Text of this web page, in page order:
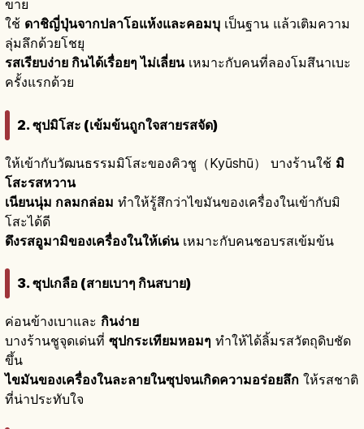
ขาย
ใช้ ดาชิญี่ปุ่นจากปลาโอแห้งและคอมบุ เป็นฐาน แล้วเติมความ
ลุ่มลึกด้วยโชยุ
รสเรียบง่าย กินได้เรื่อยๆ ไม่เลี่ยนเหมาะกับคนที่ลองโมสึนาเบะ
ครั้งแรกด้วย
2. ซุปมิโสะ (เข้มข้นถูกใจสายรสจัด)
ให้เข้ากับวัฒนธรรมมิโสะของคิวชู（Kyūshū） บางร้านใช้ มิ
โสะรสหวาน
เนียนนุ่ม กลมกล่อม ทำให้รู้สึกว่าไขมันของเครื่องในเข้ากับมิ
โสะได้ดี
ดึงรสอูมามิของเครื่องในให้เด่นเหมาะกับคนชอบรสเข้มข้น
3. ซุปเกลือ (สายเบาๆ กินสบาย)
ค่อนข้างเบาและ กินง่าย
บางร้านชูจุดเด่นที่ ซุปกระเทียมหอมๆ ทำให้ได้ลิ้มรสวัตถุดิบชัด
ขึ้น
ไขมันของเครื่องในละลายในซุปจนเกิดความอร่อยลึก ให้รสชาติ
ที่น่าประทับใจ